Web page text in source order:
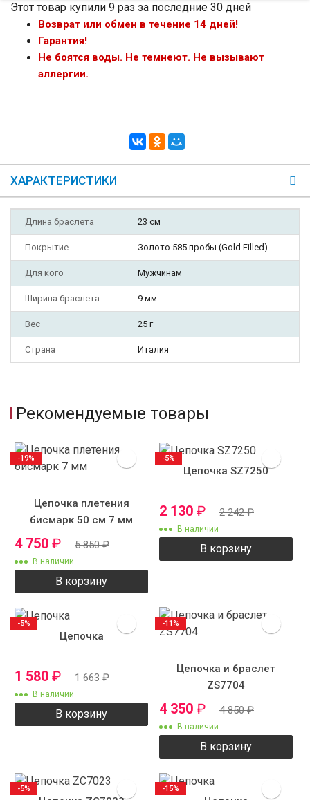
Этот товар купили 9 раз за последние 30 дней
Возврат или обмен в течение 14 дней!
Гарантия!
Не боятся воды. Не темнеют. Не вызывают
аллергии.
ХАРАКТЕРИСТИКИ
Длина браслета 23 см
Покрытие Золото 585 пробы (Gold Filled)
Для кого Мужчинам
Ширина браслета 9 мм
Вес 25 г
Страна Италия
Рекомендуемые товары
Цепочка плетения
бисмарк 50 см 7 мм
4 750 ₽ 5 850₽
В наличии
В корзину
-19%
Цепочка SZ7250
2 130 ₽ 2 242₽
В наличии
В корзину
-5%
Цепочка
1 580 ₽ 1 663₽
В наличии
В корзину
-5%
Цепочка и браслет
ZS7704
4 350 ₽ 4 850₽
В наличии
В корзину
-11%
-5% -15%